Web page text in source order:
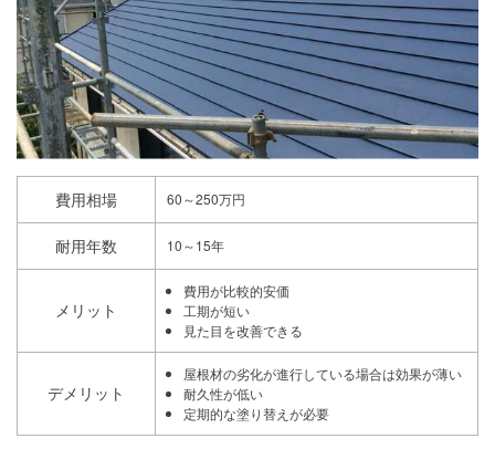
費用相場 60～250万円
耐用年数 10～15年
メリット
費用が比較的安価
工期が短い
見た目を改善できる
デメリット
屋根材の劣化が進行している場合は効果が薄い
耐久性が低い
定期的な塗り替えが必要